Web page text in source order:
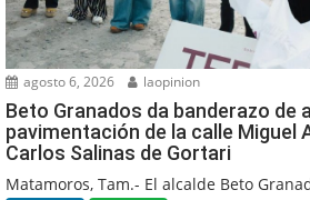
agosto 6, 2026 laopinion
Beto Granados da banderazo de
pavimentación de la calle Miguel
Carlos Salinas de Gortari
Matamoros, Tam.- El alcalde Beto